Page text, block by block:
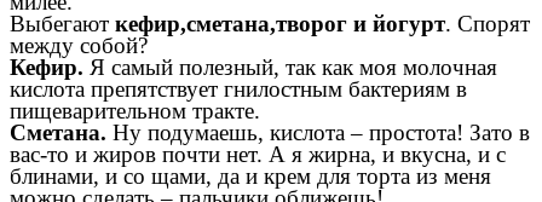
Выбегают кефир,сметана,творог и йогурт. Спорят
между собой?
Кефир. Я самый полезный, так как моя молочная
кислота препятствует гнилостным бактериям в
пищеварительном тракте.
Сметана. Ну подумаешь, кислота – простота! Зато в
вас-то и жиров почти нет. А я жирна, и вкусна, и с
блинами, и со щами, да и крем для торта из меня